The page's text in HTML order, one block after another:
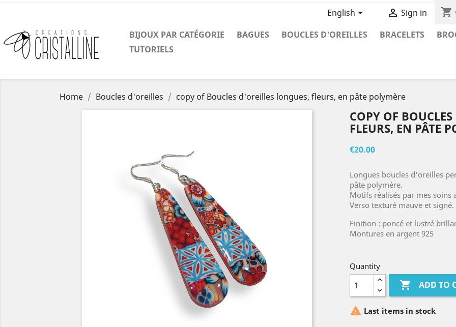
English  Sign in shopping_cart
BIJOUX PAR CATÉGORIE BAGUES BOUCLES D'OREILLES BRACELETS
TUTORIELS
Home Boucles d'oreilles copy of Boucles d'oreilles longues, fleurs, en pâte polymère
COPY OF
FLEURS, EN PÂTE
€20.00
Longues boucles d'oreilles
pâte polymère.
Motifs réalisés par mes
Verso texturé mauve et signé.
Finition : poncé et lustré
Montures en argent 925
Quantity
 ADD TO
 Last items in stock